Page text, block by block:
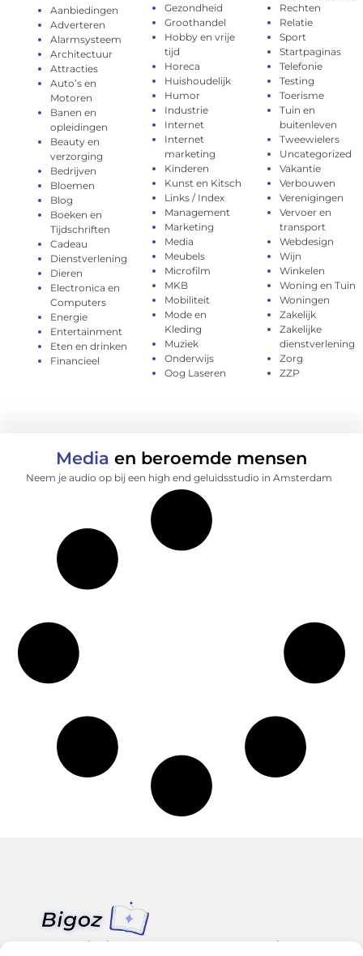
Aanbiedingen
Adverteren
Alarmsysteem
Architectuur
Attracties
Auto’s en
Motoren
Banen en
opleidingen
Beauty en
verzorging
Bedrijven
Bloemen
Blog
Boeken en
Tijdschriften
Cadeau
Dienstverlening
Dieren
Electronica en
Computers
Energie
Entertainment
Eten en drinken
Financieel
Gezondheid
Groothandel
Hobby en vrije
tijd
Horeca
Huishoudelijk
Humor
Industrie
Internet
Internet
marketing
Kinderen
Kunst en Kitsch
Links / Index
Management
Marketing
Media
Meubels
Microfilm
MKB
Mobiliteit
Mode en
Kleding
Muziek
Onderwijs
Oog Laseren
Rechten
Relatie
Sport
Startpaginas
Telefonie
Testing
Toerisme
Tuin en
buitenleven
Tweewielers
Uncategorized
Vakantie
Verbouwen
Verenigingen
Vervoer en
transport
Webdesign
Wijn
Winkelen
Woning en Tuin
Woningen
Zakelijk
Zakelijke
dienstverlening
Zorg
ZZP
Media en beroemde mensen
Neem je audio op bij een high end geluidsstudio in Amsterdam
Van klein nieuws tot grote trends – alles op Bigoz.nl.